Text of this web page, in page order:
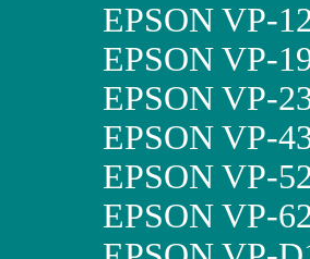
EPSON VP-
EPSON VP-
EPSON VP-
EPSON VP-
EPSON VP-
EPSON VP-